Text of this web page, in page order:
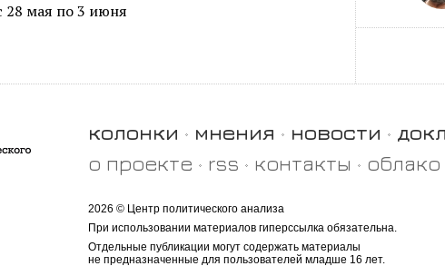
28 мая по 3 июня
колонки мнения новости
о проекте
rss контакты облако
2026 © Центр политического анализа
При использовании материалов гиперссылка обязательна.
Отдельные публикации могут содержать материалы
не предназначенные для пользователей младше 16 лет.